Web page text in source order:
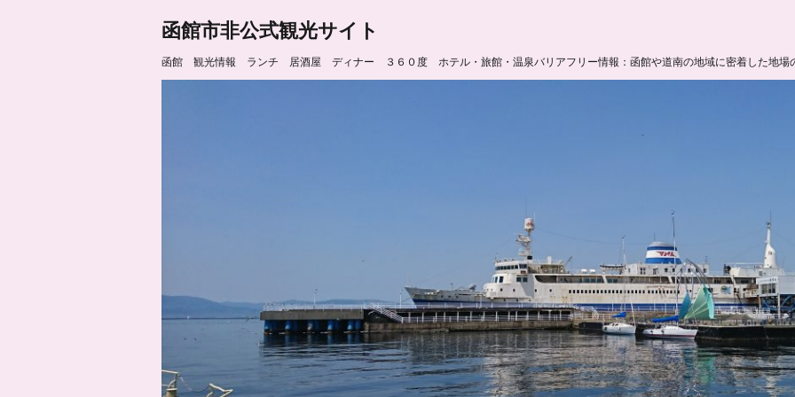
函館市非公式観光サイト
函館 観光情報 ランチ 居酒屋 ディナー ３６０度 ホテル・旅館・温泉バリアフリー情報：函館や道南の地域に密着した地場